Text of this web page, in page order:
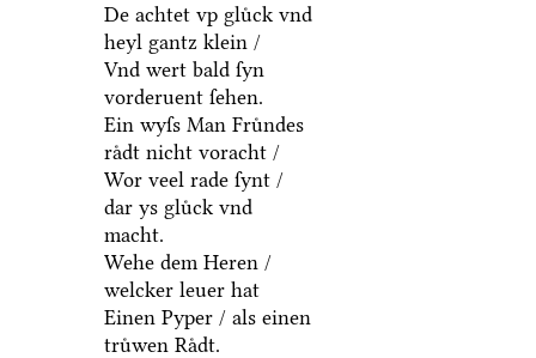
De achtet vp gluͤck vnd
heyl gantz klein /
Vnd wert bald ſyn
vorderuent ſehen.
Ein wyſs Man Fruͤndes
raͤdt nicht voracht /
Wor veel rade ſynt /
dar ys gluͤck vnd
macht.
Wehe dem Heren /
welcker leuer hat
Einen Pyper / als einen
truͤwen Raͤdt.